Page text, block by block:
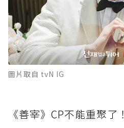
圖片取自 tvN IG
《善宰》CP不能重聚了！